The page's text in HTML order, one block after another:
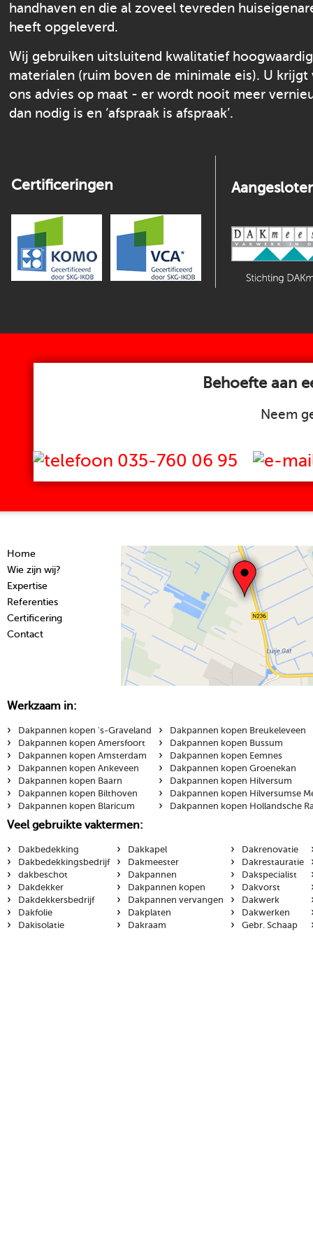
handhaven en die al zoveel tevreden
heeft opgeleverd.
Wij gebruiken uitsluitend kwalitatief
materialen (ruim boven de minimale eis). U krijgt
ons advies op maat - er wordt nooit meer
dan nodig is en ‘afspraak is afspraak’.
Certificeringen
Behoefte aan
Neem
035-760 06 95
Home
Wie zijn wij?
Expertise
Referenties
Certificering
Contact
Werkzaam in:
›
Dakpannen kopen 's-Graveland
› Dakpannen kopen Amersfoort
› Dakpannen kopen Amsterdam
› Dakpannen kopen Ankeveen
› Dakpannen kopen Baarn
› Dakpannen kopen Bilthoven
› Dakpannen kopen Blaricum
› Dakpannen kopen Breukeleveen
› Dakpannen kopen Bussum
› Dakpannen kopen Eemnes
› Dakpannen kopen Groenekan
› Dakpannen kopen Hilversum
› Dakpannen kopen Hilversumse
› Dakpannen kopen Hollandsche
Veel gebruikte vaktermen:
›
Dakbedekking
› Dakbedekkingsbedrijf
› dakbeschot
› Dakdekker
› Dakdekkersbedrijf
› Dakfolie
› Dakisolatie
› Dakkapel
› Dakmeester
› Dakpannen
› Dakpannen kopen
› Dakpannen vervangen
› Dakplaten
› Dakraam
› Dakrenovatie
› Dakrestauratie
› Dakspecialist
› Dakvorst
› Dakwerk
› Dakwerken
› Gebr. Schaap